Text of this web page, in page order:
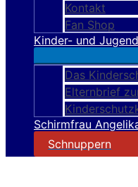
Kontakt
Fan Shop
Kinder- und
Das
Elternbrief
Schirmfrau
Schnuppern